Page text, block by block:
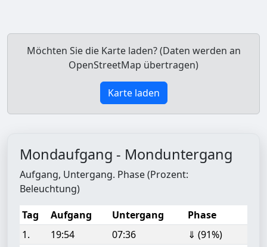
Möchten Sie die Karte laden? (Daten werden an
OpenStreetMap übertragen)
Karte laden
Mondaufgang - Monduntergang
Aufgang, Untergang. Phase (Prozent:
Beleuchtung)
Tag
Aufgang Untergang
Phase
1.
19:54 07:36
⇓ (91%)